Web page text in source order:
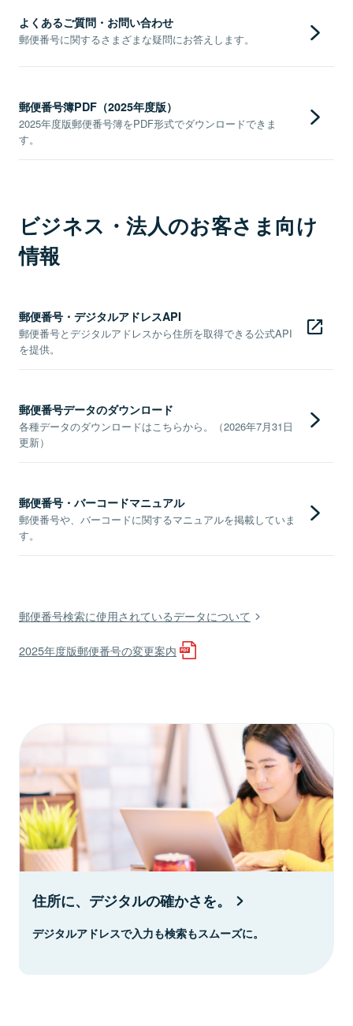
よくあるご質問・お問い合わせ
郵便番号に関するさまざまな疑問にお答えします。
郵便番号簿PDF（2025年度版）
2025年度版郵便番号簿をPDF形式でダウンロードできま
す。
ビジネス・法人のお客さま向け
情報
郵便番号・デジタルアドレスAPI
郵便番号とデジタルアドレスから住所を取得できる公式API
を提供。
郵便番号データのダウンロード
各種データのダウンロードはこちらから。（2026年7月31日
更新）
郵便番号・バーコードマニュアル
郵便番号や、バーコードに関するマニュアルを掲載していま
す。
郵便番号検索に使用されているデータについて
2025年度版郵便番号の変更案内
住所に、デジタルの確かさを。
デジタルアドレスで入力も検索もスムーズに。